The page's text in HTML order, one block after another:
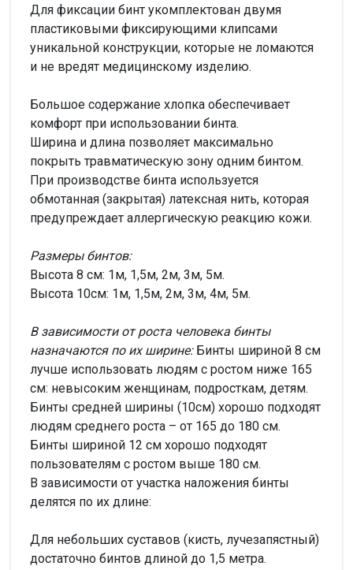
Для фиксации бинт укомплектован двумя
пластиковыми фиксирующими клипсами
уникальной конструкции, которые не ломаются
и не вредят медицинскому изделию.
Большое содержание хлопка обеспечивает
комфорт при использовании бинта.
Ширина и длина позволяет максимально
покрыть травматическую зону одним бинтом.
При производстве бинта используется
обмотанная (закрытая) латексная нить, которая
предупреждает аллергическую реакцию кожи.
Размеры бинтов:
Высота 8 см: 1м, 1,5м, 2м, 3м, 5м.
Высота 10см: 1м, 1,5м, 2м, 3м, 4м, 5м.
В зависимости от роста человека бинты
назначаются по их ширине:Бинты шириной 8 см
лучше использовать людям с ростом ниже 165
см: невысоким женщинам, подросткам, детям.
Бинты средней ширины (10см) хорошо подходят
людям среднего роста – от 165 до 180 см.
Бинты шириной 12 см хорошо подходят
пользователям с ростом выше 180 см.
В зависимости от участка наложения бинты
делятся по их длине:
Для небольших суставов (кисть, лучезапястный)
достаточно бинтов длиной до 1,5 метра.